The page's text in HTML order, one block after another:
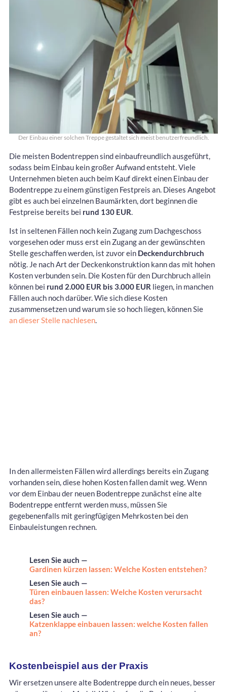
Der Einbau einer solchen Treppe gestaltet sich meist benutzerfreundlich.
Die meisten Bodentreppen sind einbaufreundlich ausgeführt,
sodass beim Einbau kein großer Aufwand entsteht. Viele
Unternehmen bieten auch beim Kauf direkt einen Einbau der
Bodentreppe zu einem günstigen Festpreis an. Dieses Angebot
gibt es auch bei einzelnen Baumärkten, dort beginnen die
Festpreise bereits bei rund 130 EUR.
Ist in seltenen Fällen noch kein Zugang zum Dachgeschoss
vorgesehen oder muss erst ein Zugang an der gewünschten
Stelle geschaffen werden, ist zuvor ein Deckendurchbruch
nötig. Je nach Art der Deckenkonstruktion kann das mit hohen
Kosten verbunden sein. Die Kosten für den Durchbruch allein
können bei rund 2.000 EUR bis 3.000 EUR liegen, in manchen
Fällen auch noch darüber. Wie sich diese Kosten
zusammensetzen und warum sie so hoch liegen, können Sie
an dieser Stelle nachlesen.
In den allermeisten Fällen wird allerdings bereits ein Zugang
vorhanden sein, diese hohen Kosten fallen damit weg. Wenn
vor dem Einbau der neuen Bodentreppe zunächst eine alte
Bodentreppe entfernt werden muss, müssen Sie
gegebenenfalls mit geringfügigen Mehrkosten bei den
Einbauleistungen rechnen.
Lesen Sie auch —
Gardinen kürzen lassen: Welche Kosten entstehen?
Lesen Sie auch —
Türen einbauen lassen: Welche Kosten verursacht
das?
Lesen Sie auch —
Katzenklappe einbauen lassen: welche Kosten fallen
an?
Kostenbeispiel aus der Praxis
Wir ersetzen unsere alte Bodentreppe durch ein neues, besser